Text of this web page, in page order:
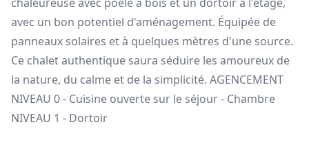
avec un bon potentiel d'aménagement. Équipée de
panneaux solaires et à quelques mètres d'une source.
Ce chalet authentique saura séduire les amoureux de
la nature, du calme et de la simplicité. AGENCEMENT
NIVEAU 0 - Cuisine ouverte sur le séjour - Chambre
NIVEAU 1 - Dortoir